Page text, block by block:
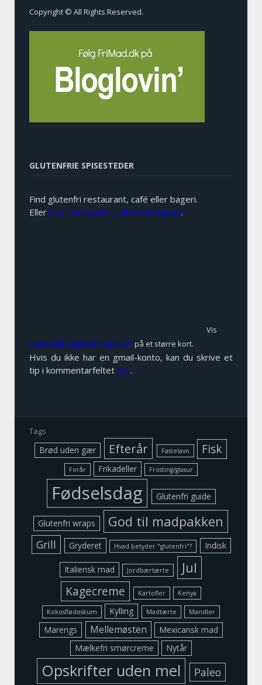
Copyright © All Rights Reserved.
GLUTENFRIE SPISESTEDER
Find glutenfri restaurant, café eller bageri.
Eller tilføj restaurant, café eller bageri.
Vis
FriMad.dk's glutenfri landkortpå et større kort.
Hvis du ikke har en gmail-konto, kan du skrive et
tip i kommentarfeltet her.
Tags
Brød uden gær Efterår Fastelavn Fisk
Forår Frikadeller Frosting/glasur
Fødselsdag Glutenfri guide
Glutenfri wraps God til madpakken
Grill Gryderet Hvad betyder "glutenfri"? Indisk
Italiensk mad Jordbærtærte Jul
Kagecreme Kartofler Kenya
Kokosflødeskum Kylling Madtærte Mandler
Marengs Mellemøsten
Mexicansk mad
Mælkefri smørcreme
Nytår
Opskrifter uden mel Paleo